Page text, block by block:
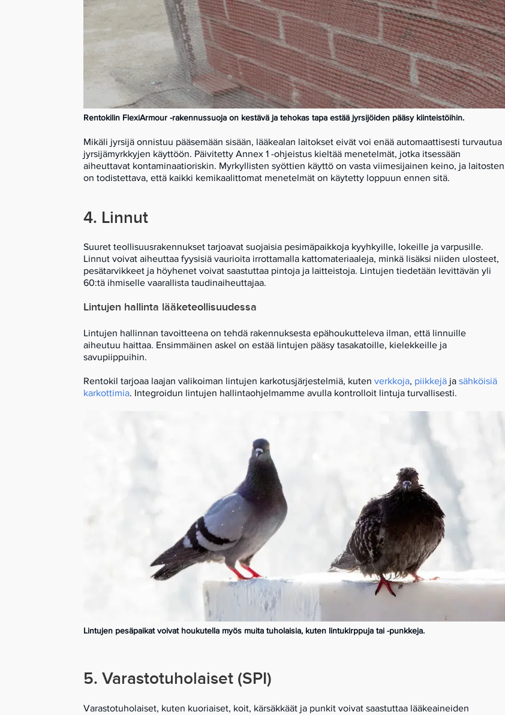
Rentokilin FlexiArmour -rakennussuoja on kestävä ja tehokas tapa estää jyrsijöiden pääsy kiinteistöihin.
Mikäli jyrsijä onnistuu pääsemään sisään, lääkealan laitokset eivät voi enää automaattisesti turvautua
jyrsijämyrkkyjen käyttöön. Päivitetty Annex 1 -ohjeistus kieltää menetelmät, jotka itsessään
aiheuttavat kontaminaatioriskin. Myrkyllisten syöttien käyttö on vasta viimesijainen keino, ja laitosten
on todistettava, että kaikki kemikaalittomat menetelmät on käytetty loppuun ennen sitä.
4. Linnut
Suuret teollisuusrakennukset tarjoavat suojaisia pesimäpaikkoja kyyhkyille, lokeille ja varpusille.
Linnut voivat aiheuttaa fyysisiä vaurioita irrottamalla kattomateriaaleja, minkä lisäksi niiden ulosteet,
pesätarvikkeet ja höyhenet voivat saastuttaa pintoja ja laitteistoja. Lintujen tiedetään levittävän yli
60:tä ihmiselle vaarallista taudinaiheuttajaa.
Lintujen hallinta lääketeollisuudessa
Lintujen hallinnan tavoitteena on tehdä rakennuksesta epähoukutteleva ilman, että linnuille
aiheutuu haittaa. Ensimmäinen askel on estää lintujen pääsy tasakatoille, kielekkeille ja
savupiippuihin.
Rentokil tarjoaa laajan valikoiman lintujen karkotusjärjestelmiä, kutenverkkoja, piikkejä jasähköisiä
karkottimia. Integroidun lintujen hallintaohjelmamme avulla kontrolloit lintuja turvallisesti.
Lintujen pesäpaikat voivat houkutella myös muita tuholaisia, kuten lintukirppuja tai -punkkeja.
5. Varastotuholaiset (SPI)
Varastotuholaiset, kuten kuoriaiset, koit, kärsäkkäät ja punkit voivat saastuttaa lääkeaineiden